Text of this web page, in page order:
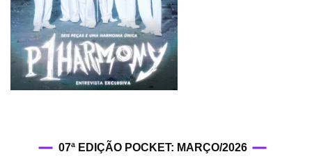
07ª EDIÇÃO POCKET: MARÇO/2026